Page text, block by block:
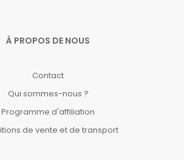
À PROPOS DE NOUS
Contact
Qui sommes-nous ?
Programme d'affiliation
de vente et de transport